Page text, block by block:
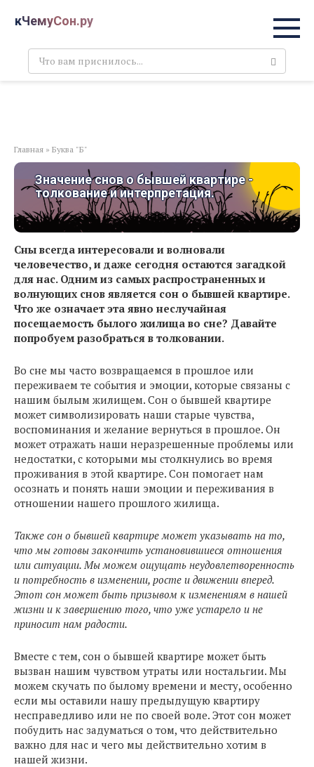
кЧемуСон.ру
Поиск:
Главная » Буква "Б"
Значение снов о бывшей квартире -
толкование и интерпретация.
Сны всегда интересовали и волновали
человечество, и даже сегодня остаются загадкой
для нас. Одним из самых распространенных и
волнующих снов является сон о бывшей квартире.
Что же означает эта явно неслучайная
посещаемость былого жилища во сне? Давайте
попробуем разобраться в толковании.
Во сне мы часто возвращаемся в прошлое или
переживаем те события и эмоции, которые связаны с
нашим былым жилищем. Сон о бывшей квартире
может символизировать наши старые чувства,
воспоминания и желание вернуться в прошлое. Он
может отражать наши неразрешенные проблемы или
недостатки, с которыми мы столкнулись во время
проживания в этой квартире. Сон помогает нам
осознать и понять наши эмоции и переживания в
отношении нашего прошлого жилища.
Также сон о бывшей квартире может указывать на то,
что мы готовы закончить установившиеся отношения
или ситуации. Мы можем ощущать неудовлетворенность
и потребность в изменении, росте и движении вперед.
Этот сон может быть призывом к изменениям в нашей
жизни и к завершению того, что уже устарело и не
приносит нам радости.
Вместе с тем, сон о бывшей квартире может быть
вызван нашим чувством утраты или ностальгии. Мы
можем скучать по былому времени и месту, особенно
если мы оставили нашу предыдущую квартиру
несправедливо или не по своей воле. Этот сон может
побудить нас задуматься о том, что действительно
важно для нас и чего мы действительно хотим в
нашей жизни.